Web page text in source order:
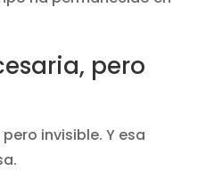
pero
invisible. Y esa